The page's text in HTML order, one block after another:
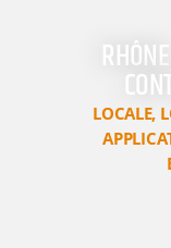
LOCALE,